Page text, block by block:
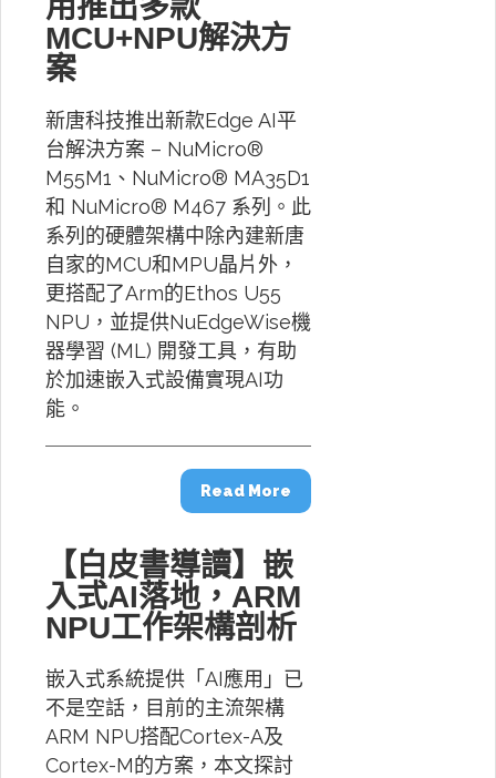
用推出多款
MCU+NPU解決方
案
新唐科技推出新款Edge AI平
台解決方案 – NuMicro®
M55M1、NuMicro® MA35D1
和 NuMicro® M467 系列。此
系列的硬體架構中除內建新唐
自家的MCU和MPU晶片外，
更搭配了Arm的Ethos U55
NPU，並提供NuEdgeWise機
器學習 (ML) 開發工具，有助
於加速嵌入式設備實現AI功
能。
Read More
【白皮書導讀】嵌
入式AI落地，ARM
NPU工作架構剖析
嵌入式系統提供「AI應用」已
不是空話，目前的主流架構
ARM NPU搭配Cortex-A及
Cortex-M的方案，本文探討